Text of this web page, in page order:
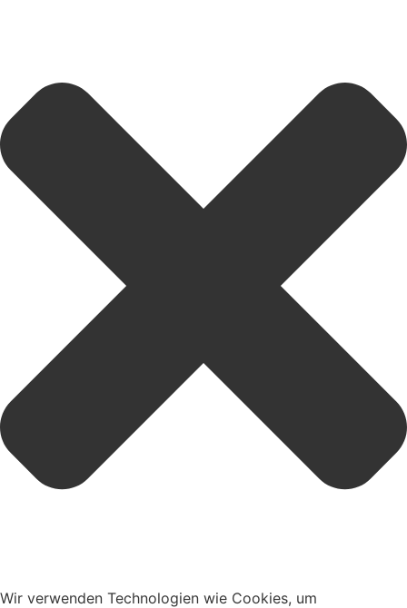
Wir verwenden Technologien wie Cookies, um